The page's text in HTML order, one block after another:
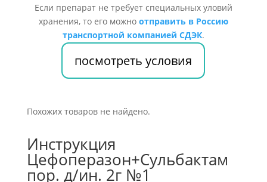
Если препарат не требует специальных уловий
хранения, то его можно отправить в Россию
транспортной компанией СДЭК.
посмотреть условия
Похожих товаров не найдено.
Инструкция
Цефоперазон+Сульбактам
пор. д/ин. 2г №1